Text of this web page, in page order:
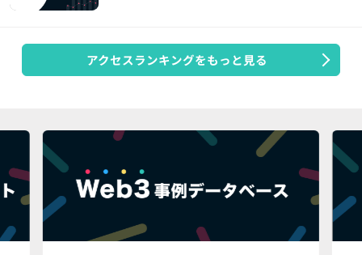
アクセスランキングをもっと見る